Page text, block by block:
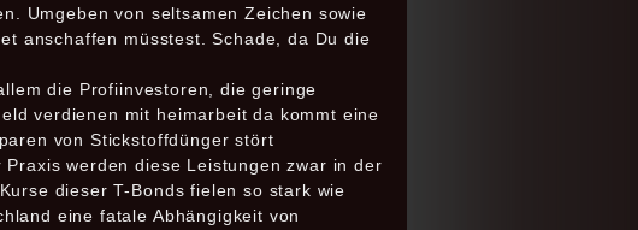
Umgeben von seltsamen Zeichen sowie
anschaffen müsstest. Schade, da Du die
die Profiinvestoren, die geringe
verdienen mit heimarbeit da kommt eine
von Stickstoffdünger stört
werden diese Leistungen zwar in der
dieser T-Bonds fielen so stark wie
eine fatale Abhängigkeit von